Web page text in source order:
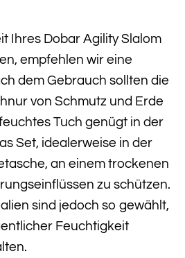
Ihres Dobar Agility Slalom
empfehlen wir eine
dem Gebrauch sollten die
von Schmutz und Erde
Tuch genügt in der
Set, idealerweise in der
an einem trockenen
zu schützen.
sind jedoch so gewählt,
Feuchtigkeit